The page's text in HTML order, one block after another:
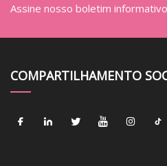
Assine nosso boletim
COMPARTILHAMENTO